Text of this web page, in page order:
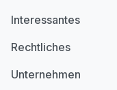
Interessantes
Rechtliches
Unternehmen